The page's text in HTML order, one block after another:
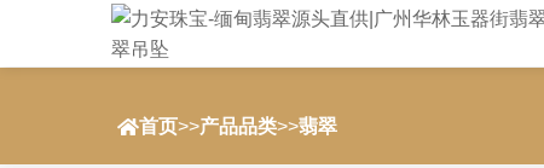
首页>>产品品类>>翡翠